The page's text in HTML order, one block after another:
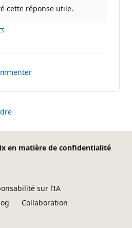
cette réponse utile.
en matière de confidentialité
sur l’IA
Collaboration